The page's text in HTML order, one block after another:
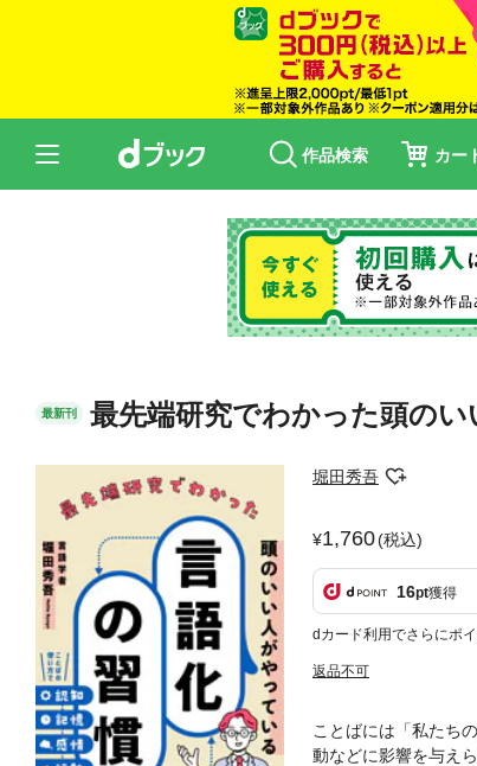
作品検索 カー
最新刊 最先端研究でわかった頭の
堀田秀吾
1,760(税込)
16pt獲得
dカード利用でさらにポ
返品不可
ことばには「私たち
動などに影響を与え